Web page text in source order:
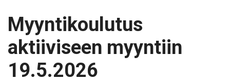
Myyntikoulutus
aktiiviseen myyntiin
19.5.2026